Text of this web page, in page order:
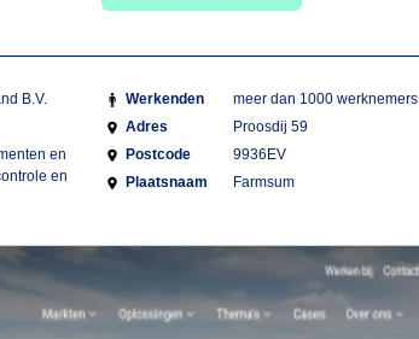
B.V.
en
en
Werkenden
meer dan 1000 werknemers
Adres
Proosdij 59
Postcode
9936EV
Plaatsnaam
Farmsum